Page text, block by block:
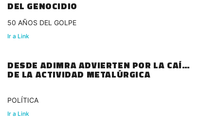
DEL GENOCIDIO
50 AÑOS DEL GOLPE
Ir a Link
DESDE ADIMRA ADVIERTEN POR LA CAÍDA
DE LA ACTIVIDAD METALÚRGICA
POLÍTICA
Ir a Link